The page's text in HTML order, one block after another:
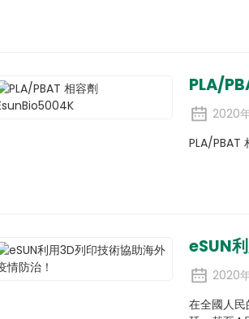
PLA/
2020
PLA/PBAT
eSUN
2020
在全國人